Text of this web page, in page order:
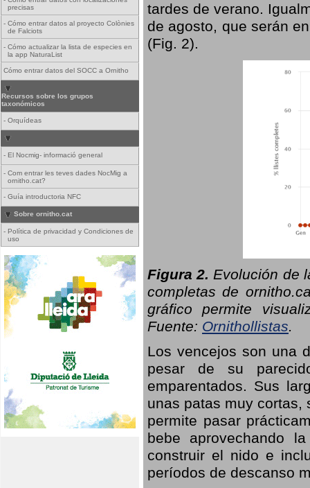
precisas
- Cómo entrar datos al proyecto Colònies
de Falciots
- Cómo actualizar la lista de especies en
la app NaturaList
Cómo entrar datos del SOCC a Ornitho
Recursos sobre los grupos
taxonómicos
- Orquídeas
- El Nocmig- informació general
- Com entrar les teves dades NocMig a
ornitho.cat?
- Guía introductoria NFC
Sobre ornitho.cat
- Política de privacidad y Condiciones de
uso
tardes de verano.
de agosto, que serán
(Fig. 2).
Figura 2. Evolución de
completas de
gráfico permite
Fuente: Ornithollistas.
Los vencejos son una
pesar de su
emparentados. Sus
unas patas muy cortas,
permite pasar
bebe aprovechando
construir el nido e
períodos de descanso